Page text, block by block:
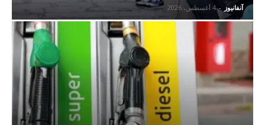
آنفانيوز - 4 أغسطس، 2026